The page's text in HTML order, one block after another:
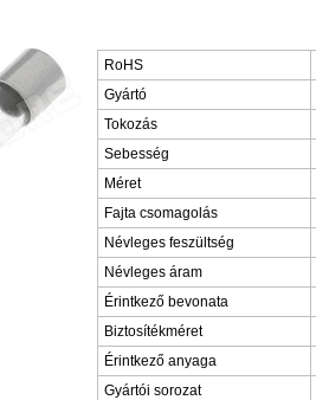
RoHS
Gyártó
Tokozás
Sebesség
Méret
Fajta csomagolás
Névleges feszültség
Névleges áram
Érintkező bevonata
Biztosítékméret
Érintkező anyaga
Gyártói sorozat